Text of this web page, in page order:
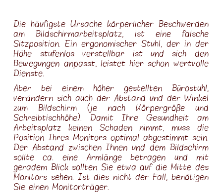
Die häufigste Ursache körperlicher Beschwerden
am Bildschirmarbeitsplatz, ist eine falsche
Sitzposition. Ein ergonomischer Stuhl, der in der
Höhe stufenlos verstellbar ist und sich den
Bewegungen anpasst, leistet hier schon wertvolle
Dienste.
Aber bei einem höher gestellten Bürostuhl,
verändern sich auch der Abstand und der Winkel
zum Bildschirm (je nach Körpergröße und
Schreibtischhöhe). Damit Ihre Gesundheit am
Arbeitsplatz keinen Schaden nimmt, muss die
Position Ihres Monitors optimal abgestimmt sein.
Der Abstand zwischen Ihnen und dem Bildschirm
sollte ca. eine Armlänge betragen und mit
geradem Blick sollten Sie etwa auf die Mitte des
Monitors sehen. Ist dies nicht der Fall, benötigen
Sie einen Monitorträger.